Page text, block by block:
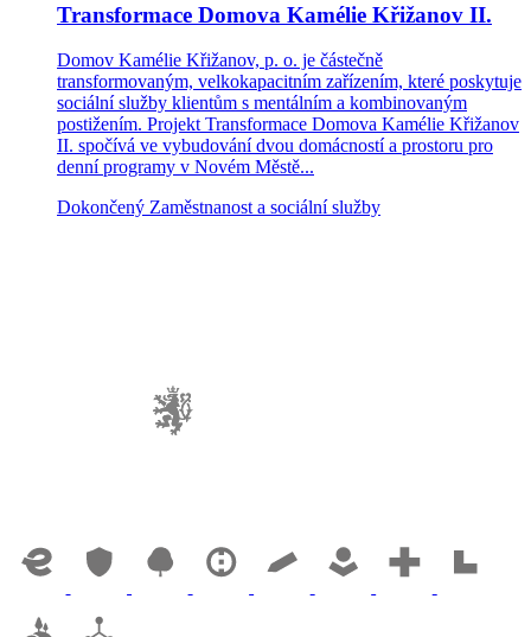
Transformace Domova Kamélie Křižanov II.
Domov Kamélie Křižanov, p. o. je částečně
transformovaným, velkokapacitním zařízením, které poskytuje
sociální služby klientům s mentálním a kombinovaným
postižením. Projekt Transformace Domova Kamélie Křižanov
II. spočívá ve vybudování dvou domácností a prostoru pro
denní programy v Novém Městě...
Dokončený Zaměstnanost a sociální služby